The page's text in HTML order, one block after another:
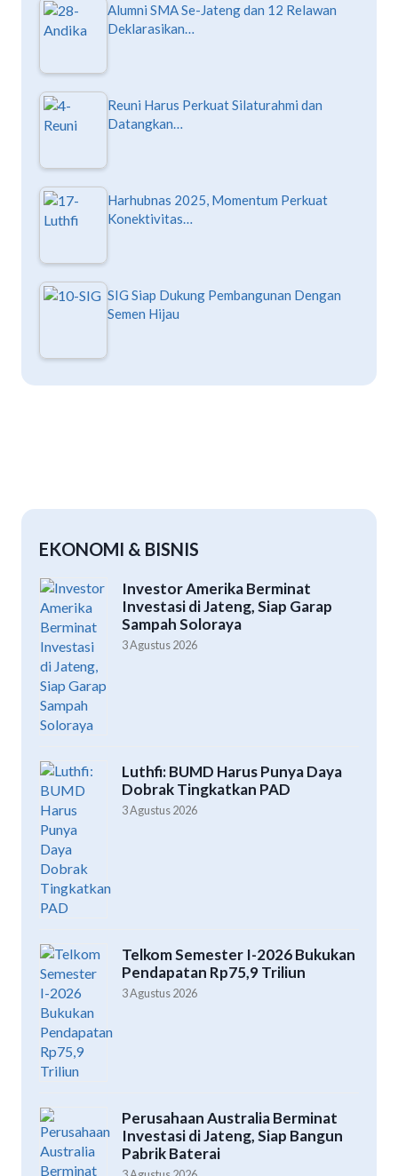
Alumni SMA Se-Jateng dan 12 Relawan
Deklarasikan…
Reuni Harus Perkuat Silaturahmi dan
Datangkan…
Harhubnas 2025, Momentum Perkuat
Konektivitas…
SIG Siap Dukung Pembangunan Dengan
Semen Hijau
EKONOMI & BISNIS
Investor Amerika Berminat
Investasi di Jateng, Siap Garap
Sampah Soloraya
3 Agustus 2026
Luthfi: BUMD Harus Punya Daya
Dobrak Tingkatkan PAD
3 Agustus 2026
Telkom Semester I-2026 Bukukan
Pendapatan Rp75,9 Triliun
3 Agustus 2026
Perusahaan Australia Berminat
Investasi di Jateng, Siap Bangun
Pabrik Baterai